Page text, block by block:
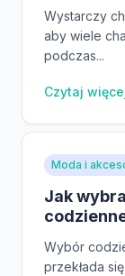
Wystarczy
aby wiele
podczas...
Czytaj
Moda i
Jak
Wybór
przekłada